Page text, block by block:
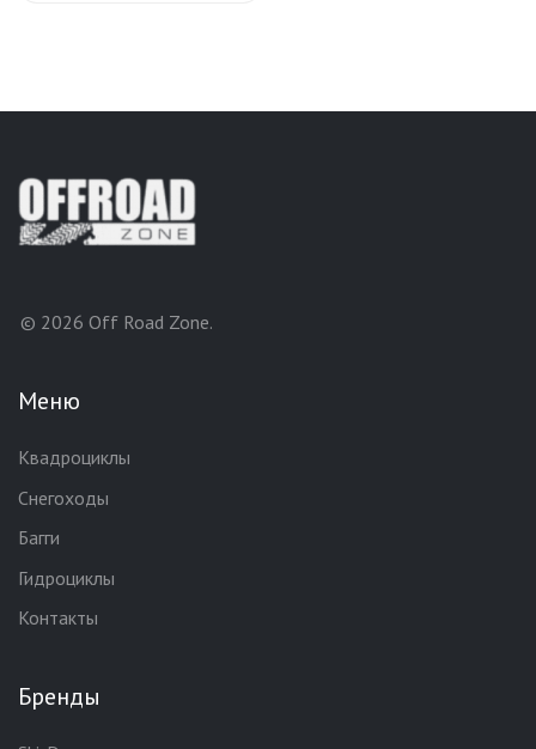
© 2026 Off Road Zone.
Меню
Квадроциклы
Снегоходы
Багги
Гидроциклы
Контакты
Бренды